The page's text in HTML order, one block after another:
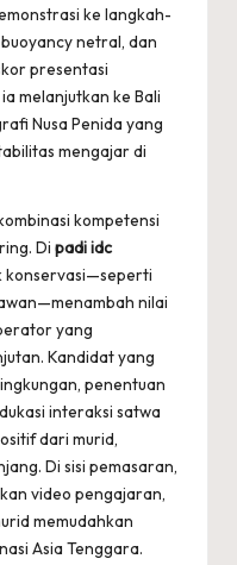
ke langkah-
netral, dan
presentasi
melanjutkan ke Bali
Nusa Penida yang
mengajar di
kompetensi
Di padi idc
konservasi—seperti
nilai
yang
Kandidat yang
penentuan
interaksi satwa
dari murid,
Di sisi pemasaran,
video pengajaran,
memudahkan
Asia Tenggara.